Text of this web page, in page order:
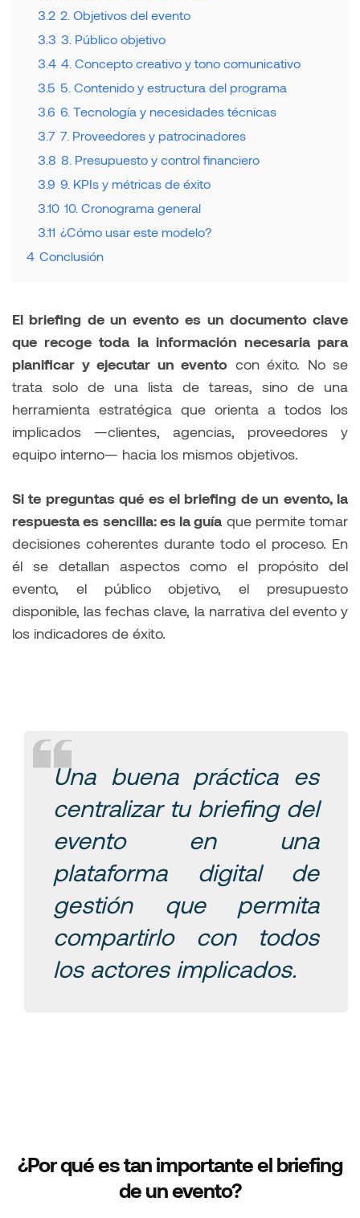
3.2 2. Objetivos del evento
3.3 3. Público objetivo
3.4 4. Concepto creativo y tono comunicativo
3.5 5. Contenido y estructura del programa
3.6 6. Tecnología y necesidades técnicas
3.7 7. Proveedores y patrocinadores
3.8 8. Presupuesto y control financiero
3.9 9. KPIs y métricas de éxito
3.10 10. Cronograma general
3.11 ¿Cómo usar este modelo?
4 Conclusión
El briefing de un evento es un documento clave
que recoge toda la información necesaria para
planificar y ejecutar un evento con éxito. No se
trata solo de una lista de tareas, sino de una
herramienta estratégica que orienta a todos los
implicados —clientes, agencias, proveedores y
equipo interno— hacia los mismos objetivos.
Si te preguntas qué es el briefing de un evento, la
respuesta es sencilla: es la guía que permite tomar
decisiones coherentes durante todo el proceso. En
él se detallan aspectos como el propósito del
evento, el público objetivo, el presupuesto
disponible, las fechas clave, la narrativa del evento y
los indicadores de éxito.
Una buena práctica es
centralizar tu briefing del
evento en una
plataforma digital de
gestión que permita
compartirlo con todos
los actores implicados.
¿Por qué es tan importante el briefing
de un evento?